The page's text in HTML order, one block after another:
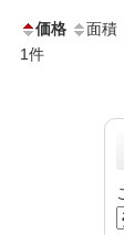
価格 面積
1件